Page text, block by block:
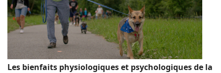
Les bienfaits physiologiques et psychologiques de la